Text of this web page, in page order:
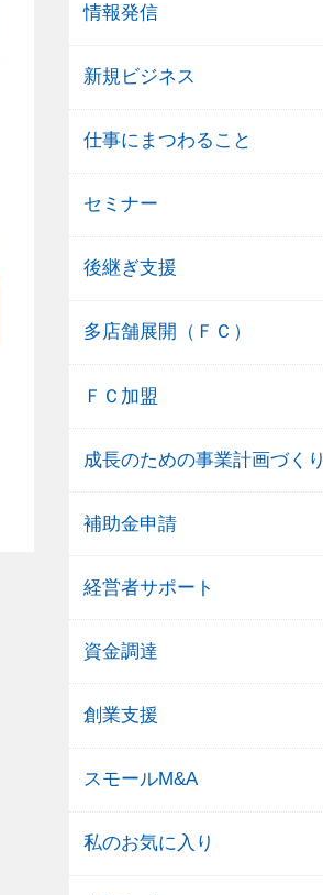
情報発信
新規ビジネス
仕事にまつわること
セミナー
後継ぎ支援
多店舗展開（ＦＣ）
ＦＣ加盟
成長のための事業計画づくり
補助金申請
経営者サポート
資金調達
創業支援
スモールM&A
私のお気に入り